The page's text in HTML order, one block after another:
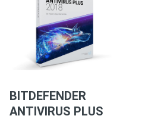
BITDEFENDER
ANTIVIRUS PLUS